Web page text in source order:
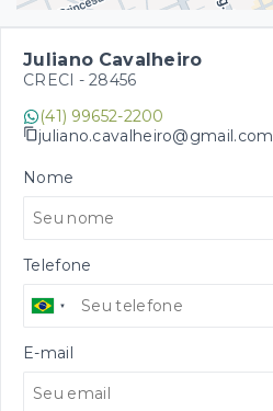
Juliano Cavalheiro
CRECI - 28456
(41) 99652-2200
juliano.cavalheiro@gmail.com
Nome
Telefone
E-mail